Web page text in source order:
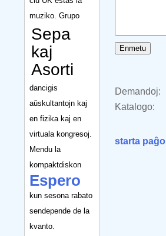
muziko. Grupo
Sepa
kaj
Asorti
dancigis
aŭskultantojn kaj
en fizika kaj en
virtuala kongresoj.
Mendu la
kompaktdiskon
Espero
kun sesona rabato
sendepende de la
kvanto.
Demandoj:
Katalogo:
starta paĝo